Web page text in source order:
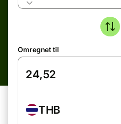
Omregnet til
THB